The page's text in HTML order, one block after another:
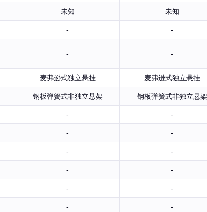
未知 未知
- -
- -
麦弗逊式独立悬挂 麦弗逊式独立悬挂
钢板弹簧式非独立悬架 钢板弹簧式非独立悬架
- -
- -
- -
- -
- -
- -